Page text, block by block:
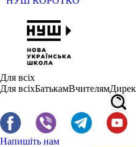
Для всіх
Для всіхБатькамВчителям
Напишіть нам